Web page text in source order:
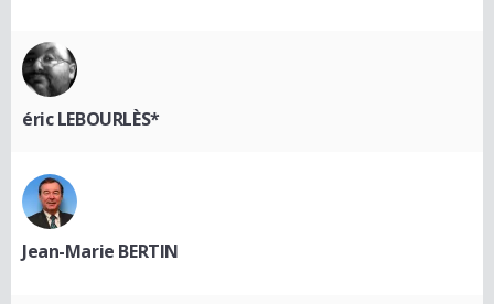
éric LEBOURLÈS*
Jean-Marie BERTIN